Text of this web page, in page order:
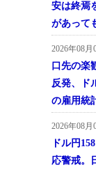
安は終焉
があって
2026年08月
口先の楽
反発、ド
の雇用統
2026年08月
ドル円
応警戒。